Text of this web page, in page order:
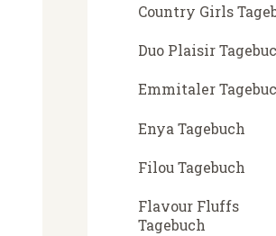
Country Girls
Duo Plaisir
Emmitaler
Enya Tagebuch
Filou Tagebuch
Flavour Fluffs
Tagebuch